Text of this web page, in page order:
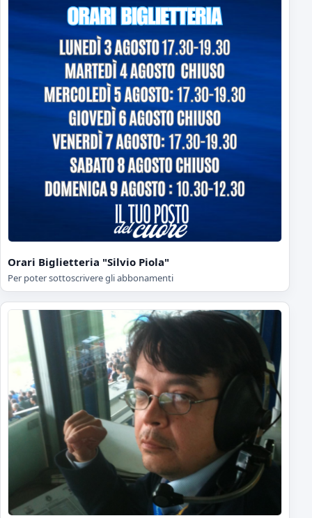
Orari Biglietteria "Silvio Piola"
Per poter sottoscrivere gli abbonamenti